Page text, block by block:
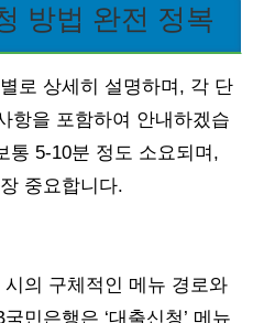
방법 완전 정복
로 상세히 설명하며, 각 단
항을 포함하여 안내하겠습
통 5-10분 정도 소요되며,
중요합니다.
의 구체적인 메뉴 경로와
민은행은 ‘대출신청’ 메뉴